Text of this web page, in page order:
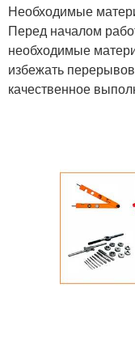
Необходимые
Перед началом
необходимые
избежать
качественное